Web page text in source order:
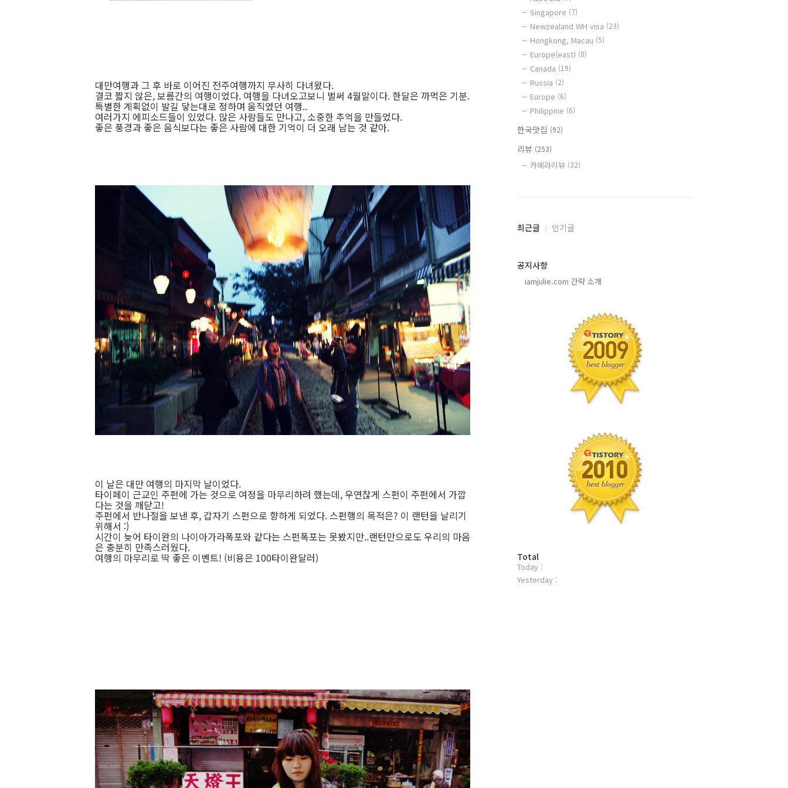
대만여행과 그 후 바로 이어진 전주여행까지 무사히 다녀왔다.
결코 짧지 않은, 보름간의 여행이었다. 여행을 다녀오고보니 벌써 4월말이다. 한달은 까먹은 기분.
특별한 계획없이 발길 닿는대로 정하며 움직였던 여행..
여러가지 에피소드들이 있었다. 많은 사람들도 만나고, 소중한 추억을 만들었다.
좋은 풍경과 좋은 음식보다는 좋은 사람에 대한 기억이 더 오래 남는 것 같아.
이 날은 대만 여행의 마지막 날이었다.
타이페이 근교인 주펀에 가는 것으로 여정을 마무리하려 했는데, 우연찮게 스펀이 주펀에서 가깝
다는 것을 깨닫고!
주펀에서 반나절을 보낸 후, 갑자기 스펀으로 향하게 되었다. 스펀행의 목적은? 이 랜턴을 날리기
위해서 :)
시간이 늦어 타이완의 나이아가라폭포와 같다는 스펀폭포는 못봤지만..랜턴만으로도 우리의 마음
은 충분히 만족스러웠다.
여행의 마무리로 딱 좋은 이벤트! (비용은 100타이완달러)
Singapore (7)
Newzealand WH visa (23)
Hongkong, Macau (5)
Europe(east) (8)
Canada (19)
Russia (2)
Europe (6)
Philippine (6)
한국맛집 (92)
리뷰 (253)
카메라리뷰 (32)
최
과
최근글 인기글
공지사항
iamjulie.com 간략 소개
방
문
자
Total
Today :
Yesterday :